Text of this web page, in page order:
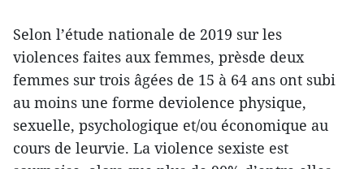
Selon l’étude nationale de 2019 sur les
violences faites aux femmes, prèsde deux
femmes sur trois âgées de 15 à 64 ans ont subi
au moins une forme deviolence physique,
sexuelle, psychologique et/ou économique au
cours de leurvie. La violence sexiste est